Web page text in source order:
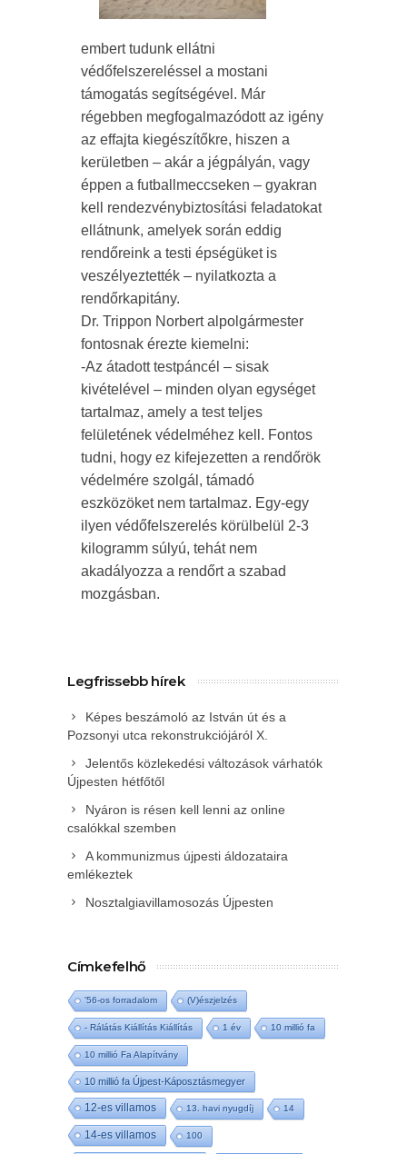
embert tudunk ellátni
védőfelszereléssel a mostani
támogatás segítségével. Már
régebben megfogalmazódott az igény
az effajta kiegészítőkre, hiszen a
kerületben – akár a jégpályán, vagy
éppen a futballmeccseken – gyakran
kell rendezvénybiztosítási feladatokat
ellátnunk, amelyek során eddig
rendőreink a testi épségüket is
veszélyeztették – nyilatkozta a
rendőrkapitány.
Dr. Trippon Norbert alpolgármester
fontosnak érezte kiemelni:
-Az átadott testpáncél – sisak
kivételével – minden olyan egységet
tartalmaz, amely a test teljes
felületének védelméhez kell. Fontos
tudni, hogy ez kifejezetten a rendőrök
védelmére szolgál, támadó
eszközöket nem tartalmaz. Egy-egy
ilyen védőfelszerelés körülbelül 2-3
kilogramm súlyú, tehát nem
akadályozza a rendőrt a szabad
mozgásban.
Legfrissebb hírek
Képes beszámoló az István út és a
Pozsonyi utca rekonstrukciójáról X.
Jelentős közlekedési változások várhatók
Újpesten hétfőtől
Nyáron is résen kell lenni az online
csalókkal szemben
A kommunizmus újpesti áldozataira
emlékeztek
Nosztalgiavillamosozás Újpesten
Címkefelhő
'56-os forradalom (V)észjelzés
- Rálátás Kiállítás Kiállítás 1 év 10 millió fa
10 millió Fa Alapítvány
10 millió fa Újpest-Káposztásmegyer
12-es villamos 13. havi nyugdíj 14
14-es villamos 100